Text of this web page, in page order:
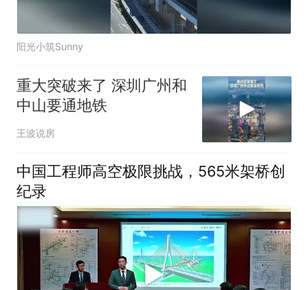
阳光小筑Sunny
重大突破来了 深圳广州和
中山要通地铁
王波说房
中国工程师高空极限挑战，565米架桥创
纪录